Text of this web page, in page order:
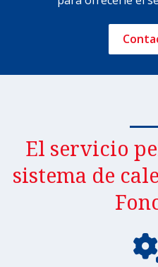
El servicio
sistema de